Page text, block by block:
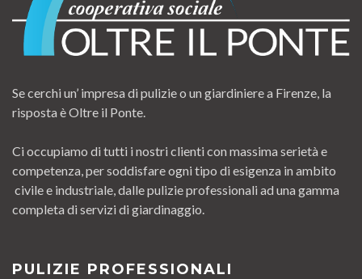
Se cerchi un’ impresa di pulizie o un giardiniere a Firenze, la
risposta è Oltre il Ponte.
Ci occupiamo di tutti i nostri clienti con massima serietà e
competenza, per soddisfare ogni tipo di esigenza in ambito
civile e industriale, dalle pulizie professionali ad una gamma
completa di servizi di giardinaggio.
PULIZIE PROFESSIONALI